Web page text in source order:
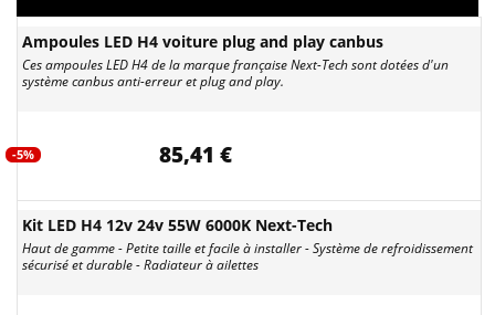
Ampoules LED H4 voiture plug and play canbus
Ces ampoules LED H4 de la marque française Next-Tech sont dotées d'un
système canbus anti-erreur et plug and play.
-5% 85,41 €
Kit LED H4 12v 24v 55W 6000K Next-Tech
Haut de gamme - Petite taille et facile à installer - Système de refroidissement
sécurisé et durable - Radiateur à ailettes